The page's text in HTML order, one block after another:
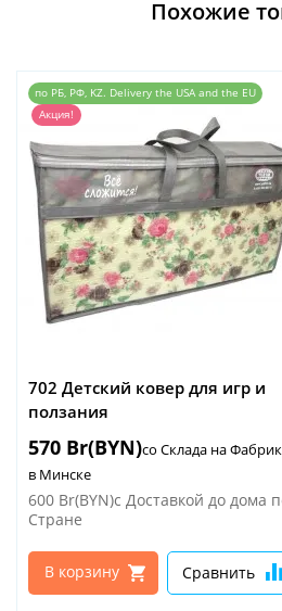
Похожие
по РБ, РФ, KZ. Delivery the USA and the EU
Акция!
702 Детский ковер для игр и
ползания
570 Br(BYN)со Склада на
в Минске
600 Br(BYN)с Доставкой до дома
Стране
В корзину Сравнить